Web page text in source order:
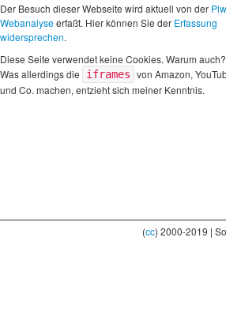
Der Besuch dieser Webseite wird aktuell von der
Webanalyseerfaßt. Hier können Sie der Erfassung
widersprechen.
Diese Seite verwendet keine Cookies. Warum auch?
Was allerdings die
iframes von Amazon,
und Co. machen, entzieht sich meiner Kenntnis.
(cc) 2000-2019 |